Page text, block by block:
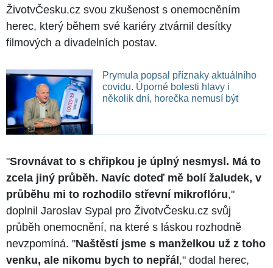
ŽivotvČesku.cz svou zkušenost s onemocněním
herec, který během své kariéry ztvárnil desítky
filmových a divadelních postav.
Prymula popsal příznaky aktuálního
covidu. Úporné bolesti hlavy i
několik dní, horečka nemusí být
"Srovnávat to s chřipkou je úplný nesmysl. Má to
zcela jiný průběh. Navíc doteď mě bolí žaludek, v
průběhu mi to rozhodilo střevní mikroflóru,"
doplnil Jaroslav Sypal pro ŽivotvČesku.cz svůj
průběh onemocnění, na které s láskou rozhodně
nevzpomíná. "Naštěstí jsme s manželkou už z toho
venku, ale nikomu bych to nepřál," dodal herec,